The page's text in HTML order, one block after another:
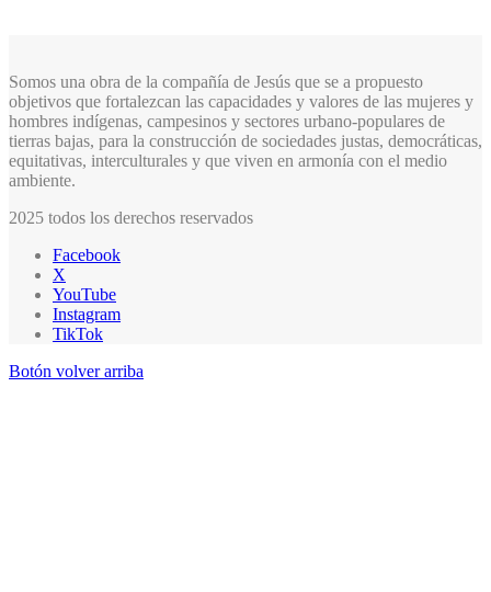
Somos una obra de la compañía de Jesús que se a propuesto
objetivos que fortalezcan las capacidades y valores de las mujeres y
hombres indígenas, campesinos y sectores urbano-populares de
tierras bajas, para la construcción de sociedades justas, democráticas,
equitativas, interculturales y que viven en armonía con el medio
ambiente.
2025 todos los derechos reservados
Facebook
X
YouTube
Instagram
TikTok
Botón volver arriba